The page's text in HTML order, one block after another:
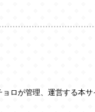
ョロが管理、運営する本